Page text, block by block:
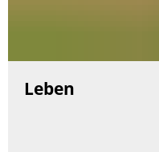
Leben